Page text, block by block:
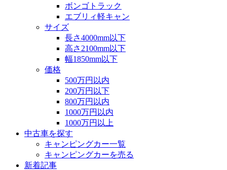
ボンゴトラック
エブリィ軽キャン
サイズ
長さ4000mm以下
高さ2100mm以下
幅1850mm以下
価格
500万円以内
200万円以下
800万円以内
1000万円以内
1000万円以上
中古車を探す
キャンピングカー一覧
キャンピングカーを売る
新着記事